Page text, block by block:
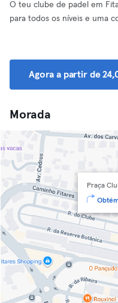
O teu clube de padel em
para todos os níveis e uma
Agora a partir de
Morada
Praça